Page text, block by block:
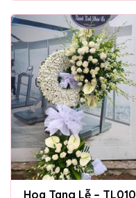
Hoa Tang Lễ – TL010